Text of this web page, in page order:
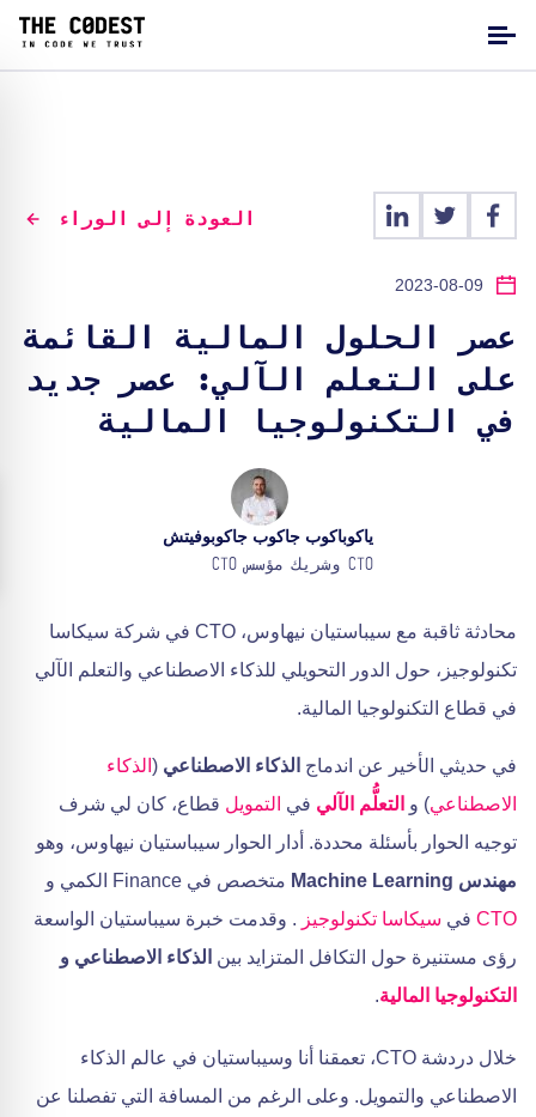
العودة إلى الوراء
2023-08-09
عصر الحلول المالية القائمة
على التعلم الآلي: عصر جديد
في التكنولوجيا المالية
ياكوباكوب جاكوب جاكوبوفيتش
CTO وشريك مؤسس CTO
محادثة ثاقبة مع سيباستيان نيهاوس، CTO في شركة سيكاسا
تكنولوجيز، حول الدور التحويلي للذكاء الاصطناعي والتعلم الآلي
في قطاع التكنولوجيا المالية.
في حديثي الأخير عن اندماج الذكاء الاصطناعي ( الذكاء
الاصطناعي) و التعلُّم الآلي في التمويل قطاع، كان لي شرف
توجيه الحوار بأسئلة محددة. أدار الحوار سيباستيان نيهاوس، وهو
مهندس Machine Learning
متخصص في Finance الكمي و
CTO في سيكاسا تكنولوجيز . وقدمت خبرة سيباستيان الواسعة
رؤى مستنيرة حول التكافل المتزايد بين الذكاء الاصطناعي و
التكنولوجيا المالية.
خلال دردشة CTO، تعمقنا أنا وسيباستيان في عالم الذكاء
الاصطناعي والتمويل. وعلى الرغم من المسافة التي تفصلنا عن